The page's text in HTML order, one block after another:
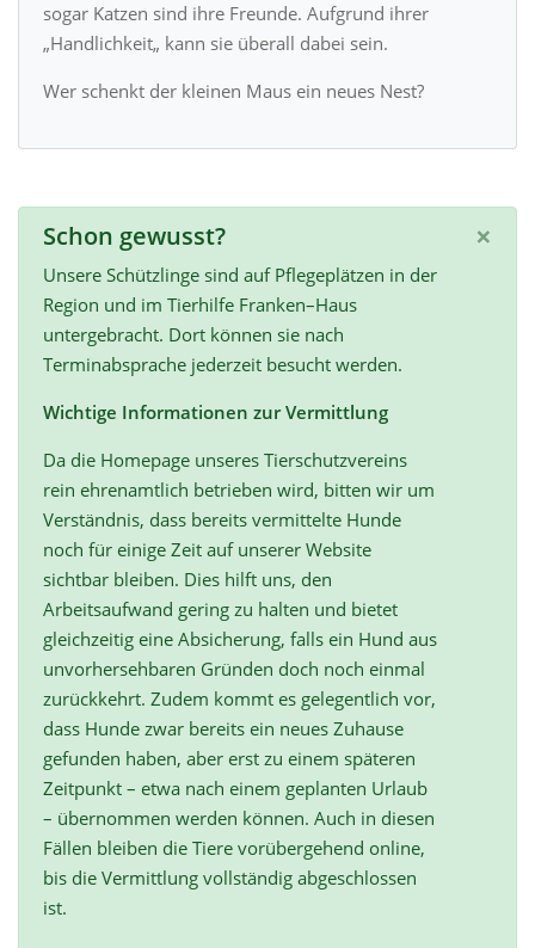
sogar Katzen sind ihre Freunde. Aufgrund ihrer
„Handlichkeit„ kann sie überall dabei sein.
Wer schenkt der kleinen Maus ein neues Nest?
×
Schon gewusst?
Unsere Schützlinge sind auf Pflegeplätzen in der
Region und im Tierhilfe Franken–Haus
untergebracht. Dort können sie nach
Terminabsprache jederzeit besucht werden.
Wichtige Informationen zur Vermittlung
Da die Homepage unseres Tierschutzvereins
rein ehrenamtlich betrieben wird, bitten wir um
Verständnis, dass bereits vermittelte Hunde
noch für einige Zeit auf unserer Website
sichtbar bleiben. Dies hilft uns, den
Arbeitsaufwand gering zu halten und bietet
gleichzeitig eine Absicherung, falls ein Hund aus
unvorhersehbaren Gründen doch noch einmal
zurückkehrt. Zudem kommt es gelegentlich vor,
dass Hunde zwar bereits ein neues Zuhause
gefunden haben, aber erst zu einem späteren
Zeitpunkt – etwa nach einem geplanten Urlaub
– übernommen werden können. Auch in diesen
Fällen bleiben die Tiere vorübergehend online,
bis die Vermittlung vollständig abgeschlossen
ist.